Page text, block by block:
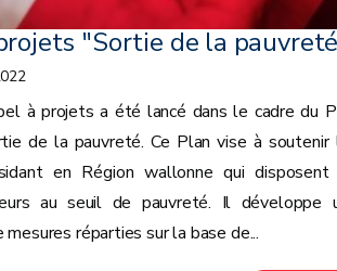
"Sortie de la
à projets a été lancé dans le cadre du
de la pauvreté. Ce Plan vise à soutenir
en Région wallonne qui
au seuil de pauvreté. Il développe
mesures réparties sur la base de...